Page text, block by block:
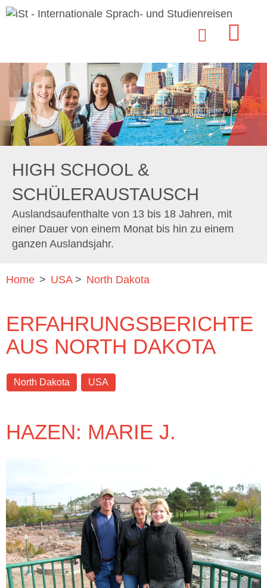
HIGH SCHOOL &
SCHÜLERAUSTAUSCH
Auslandsaufenthalte von 13 bis 18 Jahren, mit
einer Dauer von einem Monat bis hin zu einem
ganzen Auslandsjahr.
Home > USA> North Dakota
ERFAHRUNGSBERICHTE
AUS NORTH DAKOTA
North Dakota USA
HAZEN: MARIE J.